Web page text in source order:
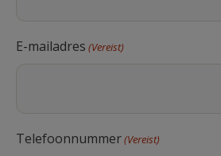
E-mailadres (Vereist)
Telefoonnummer(Vereist)